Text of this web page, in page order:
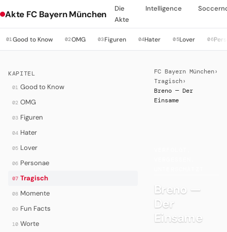
Akte FC Bayern München
Die
Akte
Intelligence
01Good to Know 02OMG 03Figuren 04Hater 05Lover 06
KAPITEL
01 Good to Know
02 OMG
03 Figuren
04 Hater
05 Lover
06 Personae
07 Tragisch
08 Momente
09 Fun Facts
10 Worte
FC Bayern München›
Tragisch›
Breno — Der
Einsame
Breno —
Der
Einsame